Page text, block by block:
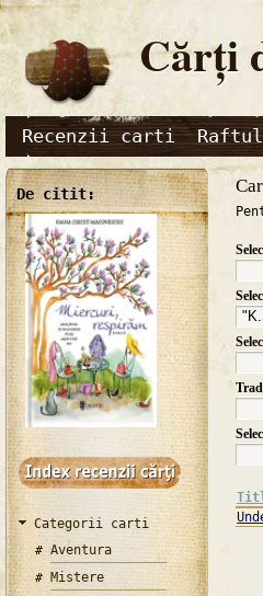
Cărţi
Recenzii carti
De citit:
Categorii carti
Aventura
Mistere